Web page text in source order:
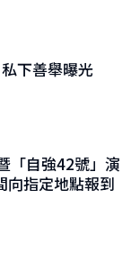
下善舉曝光
「自強42號」演
指定地點報到